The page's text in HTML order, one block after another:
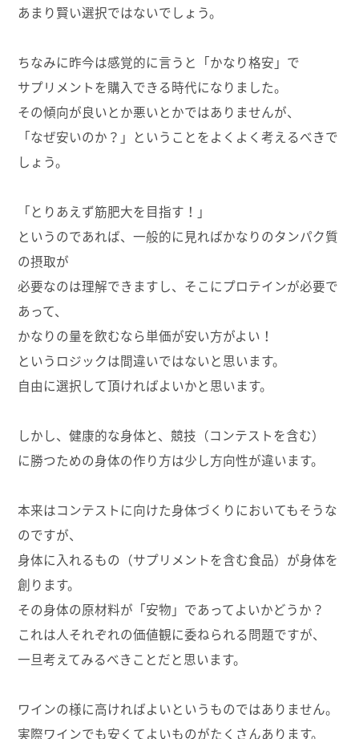
あまり賢い選択ではないでしょう。
ちなみに昨今は感覚的に言うと「かなり格安」で
サプリメントを購入できる時代になりました。
その傾向が良いとか悪いとかではありませんが、
「なぜ安いのか？」ということをよくよく考えるべきで
しょう。
「とりあえず筋肥大を目指す！」
というのであれば、一般的に見ればかなりのタンパク質
の摂取が
必要なのは理解できますし、そこにプロテインが必要で
あって、
かなりの量を飲むなら単価が安い方がよい！
というロジックは間違いではないと思います。
自由に選択して頂ければよいかと思います。
しかし、健康的な身体と、競技（コンテストを含む）
に勝つための身体の作り方は少し方向性が違います。
本来はコンテストに向けた身体づくりにおいてもそうな
のですが、
身体に入れるもの（サプリメントを含む食品）が身体を
創ります。
その身体の原材料が「安物」であってよいかどうか？
これは人それぞれの価値観に委ねられる問題ですが、
一旦考えてみるべきことだと思います。
ワインの様に高ければよいというものではありません。
実際ワインでも安くてよいものがたくさんあります。